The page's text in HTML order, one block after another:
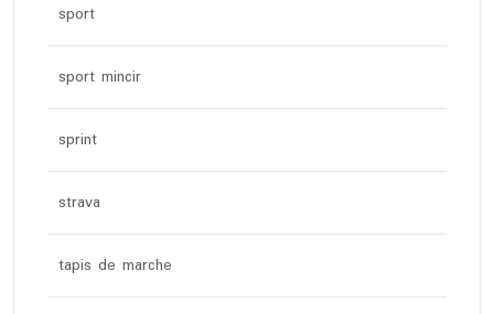
sport
sport mincir
sprint
strava
tapis de marche